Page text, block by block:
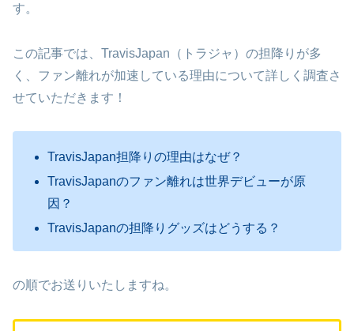
す。
この記事では、TravisJapan（トラジャ）の担降りが多
く、ファン離れが加速している理由について詳しく調査さ
せていただきます！
TravisJapan担降りの理由はなぜ？
TravisJapanのファン離れは世界デビューが原
因？
TravisJapanの担降りグッズはどうする？
の順でお送りいたしますね。